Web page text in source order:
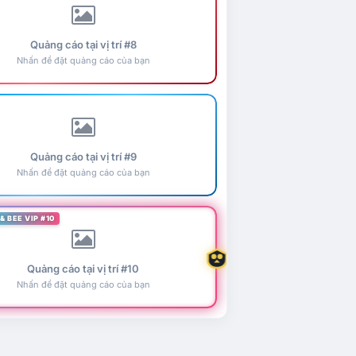
Quảng cáo tại vị trí #8
Nhấn để đặt quảng cáo của bạn
Quảng cáo tại vị trí #9
Nhấn để đặt quảng cáo của bạn
BEE VIP #10
Quảng cáo tại vị trí #10
Nhấn để đặt quảng cáo của bạn